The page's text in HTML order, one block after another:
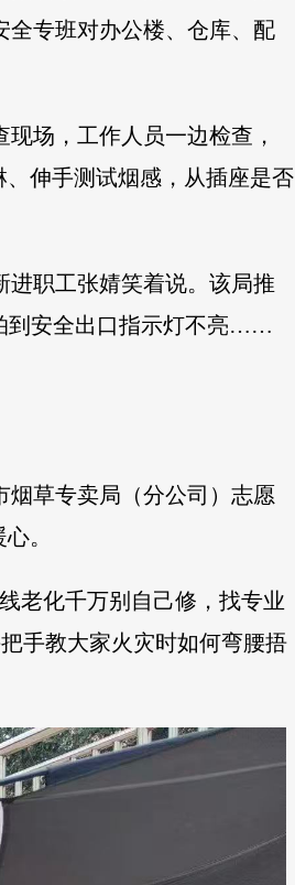
全专班对办公楼、仓库、配
场，工作人员一边检查，
伸手测试烟感，从插座是否
进职工张婧笑着说。该局推
到安全出口指示灯不亮……
烟草专卖局（分公司）志愿
。
老化千万别自己修，找专业
手教大家火灾时如何弯腰捂